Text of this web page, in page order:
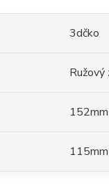
3dčko
152mm
115mm